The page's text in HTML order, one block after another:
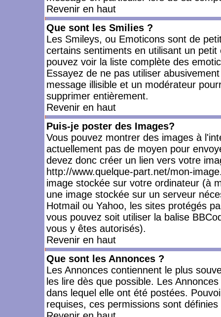
Revenir en haut
Que sont les Smilies ?
Les Smileys, ou Emoticons sont de
certains sentiments en utilisant un
pouvez voir la liste complète des
Essayez de ne pas utiliser
message illisible et un modérateur
supprimer entièrement.
Revenir en haut
Puis-je poster des Images?
Vous pouvez montrer des images à
actuellement pas de moyen pour
devez donc créer un lien vers votre
http://www.quelque-part.net/mon-
image stockée sur votre ordinateur (à
une image stockée sur un serveur
Hotmail ou Yahoo, les sites protégés
vous pouvez soit utiliser la balise
vous y êtes autorisés).
Revenir en haut
Que sont les Annonces ?
Les Annonces contiennent le plus
les lire dès que possible. Les
dans lequel elle ont été postées.
requises, ces permissions sont